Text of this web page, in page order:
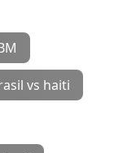
vs haiti